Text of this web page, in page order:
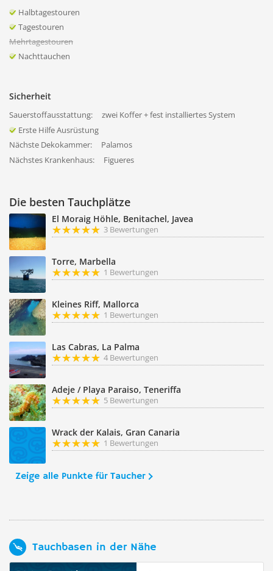
Halbtagestouren
Tagestouren
Mehrtagestouren
Nachttauchen
Sicherheit
Sauerstoffausstattung:
zwei Koffer + fest installiertes System
Erste Hilfe Ausrüstung
Nächste Dekokammer:
Palamos
Nächstes Krankenhaus:
Figueres
Die besten Tauchplätze
El Moraig Höhle, Benitachel, Javea
3 Bewertungen
Torre, Marbella
1 Bewertungen
Kleines Riff, Mallorca
1 Bewertungen
Las Cabras, La Palma
4 Bewertungen
Adeje / Playa Paraiso, Teneriffa
5 Bewertungen
Wrack der Kalais, Gran Canaria
1 Bewertungen
Zeige alle Punkte für Taucher
Tauchbasen in der Nähe